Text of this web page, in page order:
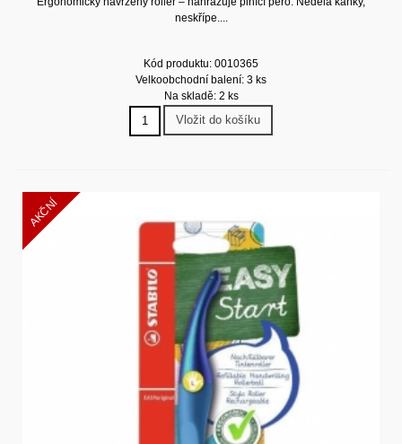
neskřípe....
Kód produktu: 0010365
Velkoobchodní balení: 3 ks
Na skladě: 2 ks
Vložit do košíku
AKČNÍ